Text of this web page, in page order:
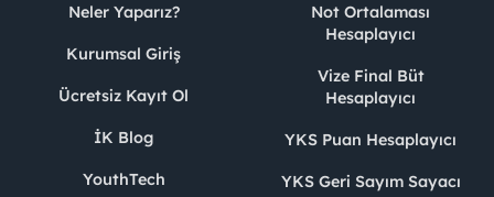
Neler Yaparız?
Kurumsal Giriş
Ücretsiz Kayıt Ol
İK Blog
YouthTech
Not Ortalaması
Hesaplayıcı
Vize Final Büt
Hesaplayıcı
YKS Puan Hesaplayıcı
YKS Geri Sayım Sayacı